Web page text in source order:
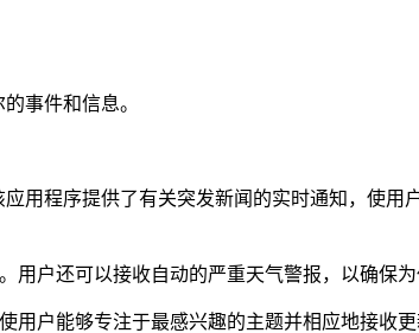
事件和信息。
用程序提供了有关突发新闻的实时通知，使用
户还可以接收自动的严重天气警报，以确保为
户能够专注于最感兴趣的主题并相应地接收